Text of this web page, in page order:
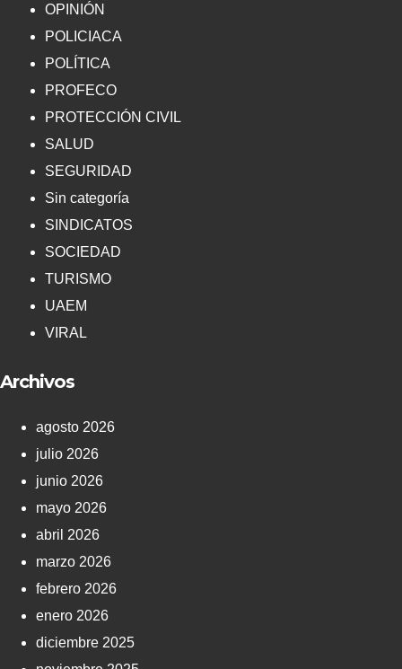
OPINIÓN
POLICIACA
POLÍTICA
PROFECO
PROTECCIÓN CIVIL
SALUD
SEGURIDAD
Sin categoría
SINDICATOS
SOCIEDAD
TURISMO
UAEM
VIRAL
Archivos
agosto 2026
julio 2026
junio 2026
mayo 2026
abril 2026
marzo 2026
febrero 2026
enero 2026
diciembre 2025